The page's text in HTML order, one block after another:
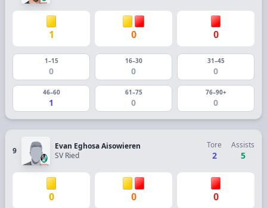
1 0 0
1–15
0
16–30
0
31–45
0
46–60
1
61–75
0
76–90+
0
9
Evan Eghosa Aisowieren
SV Ried
Tore
2
Assists
5
0 0 0